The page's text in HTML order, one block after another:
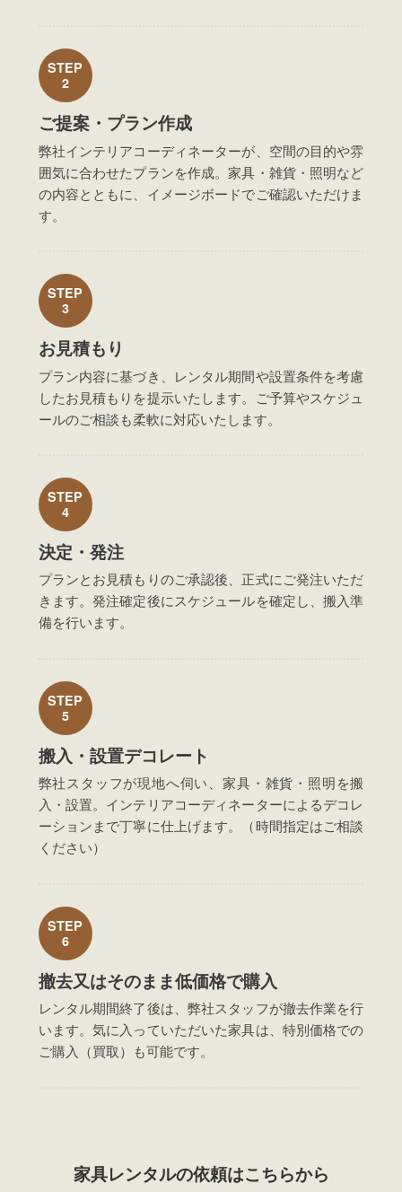
STEP
2
ご提案・プラン作成
弊社インテリアコーディネーターが、空間の目的や雰
囲気に合わせたプランを作成。家具・雑貨・照明など
の内容とともに、イメージボードでご確認いただけま
す。
STEP
3
お見積もり
プラン内容に基づき、レンタル期間や設置条件を考慮
したお見積もりを提示いたします。ご予算やスケジュ
ールのご相談も柔軟に対応いたします。
STEP
4
決定・発注
プランとお見積もりのご承認後、正式にご発注いただ
きます。発注確定後にスケジュールを確定し、搬入準
備を行います。
STEP
5
搬入・設置デコレート
弊社スタッフが現地へ伺い、家具・雑貨・照明を搬
入・設置。インテリアコーディネーターによるデコレ
ーションまで丁寧に仕上げます。（時間指定はご相談
ください）
STEP
6
撤去又はそのまま低価格で購入
レンタル期間終了後は、弊社スタッフが撤去作業を行
います。気に入っていただいた家具は、特別価格での
ご購入（買取）も可能です。
家具レンタルの依頼はこちらから